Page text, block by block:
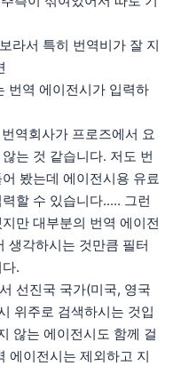
라서 특히 번역비가 잘 지
번역 에이전시가 입력하
역회사가 프로즈에서 요
는 것 같습니다. 저도 번
봤는데 에이전시용 유료
할 수 있습니다..... 그런
만 대부분의 번역 에이전
생각하시는 것만큼 필터
.
선진국 국가(미국, 영국
위주로 검색하시는 것입
않는 에이전시도 함께 걸
에이전시는 제외하고 지